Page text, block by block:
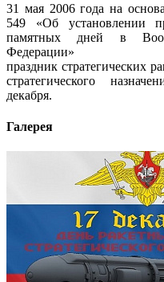
31 мая 2006 года на
549 «Об установлении
памятных дней в
Федерации»
праздник стратегических
стратегического
декабря.
Галерея